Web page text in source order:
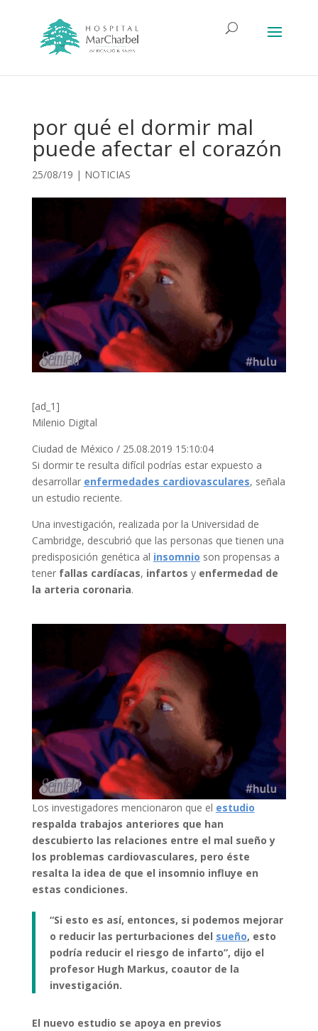
por qué el dormir mal
puede afectar el corazón
25/08/19 | NOTICIAS
[ad_1]
Milenio Digital
Ciudad de México / 25.08.2019 15:10:04
Si dormir te resulta difícil podrías estar expuesto a
desarrollar enfermedades cardiovasculares, señala
un estudio reciente.
Una investigación, realizada por la Universidad de
Cambridge, descubrió que las personas que tienen una
predisposición genética al insomnio son propensas a
tener fallas cardíacas, infartos y enfermedad de
la arteria coronaria.
Los investigadores mencionaron que el estudio
respalda trabajos anteriores que han
descubierto las relaciones entre el mal sueño y
los problemas cardiovasculares, pero éste
resalta la idea de que el insomnio influye en
estas condiciones.
“Si esto es así, entonces, si podemos mejorar
o reducir las perturbaciones del sueño, esto
podría reducir el riesgo de infarto”, dijo el
profesor Hugh Markus, coautor de la
investigación.
El nuevo estudio se apoya en previos